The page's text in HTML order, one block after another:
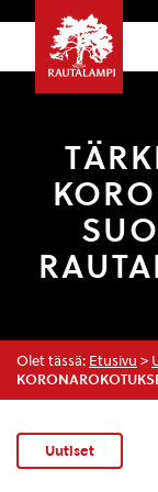
Olet tässä: Etusivu >
Uutiset